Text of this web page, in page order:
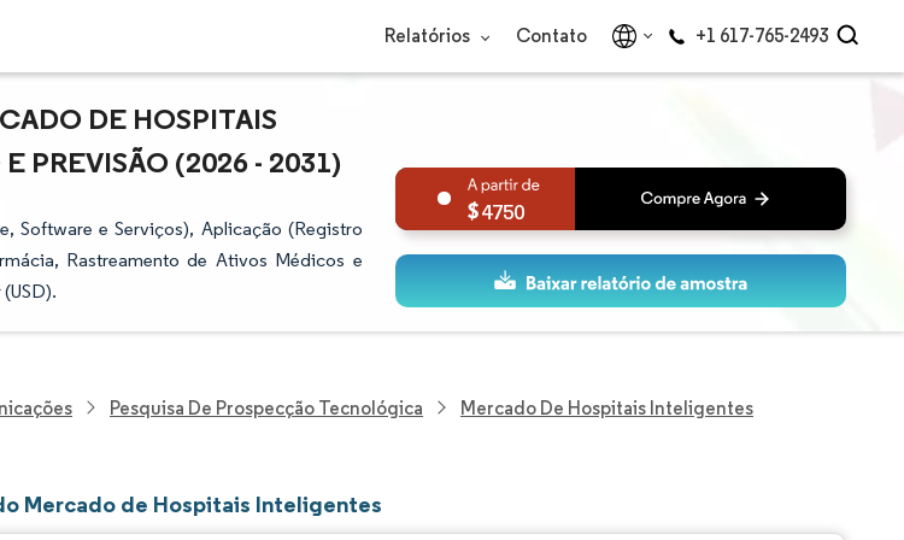
Relatórios Contato +1 617-765-2493
DE HOSPITAIS
PREVISÃO (2026 - 2031)
Software e Serviços), Aplicação (Registro
Rastreamento de Ativos Médicos e
4750
Pesquisa De Prospecção Tecnológica Mercado De Hospitais Inteligentes
Mercado de Hospitais Inteligentes